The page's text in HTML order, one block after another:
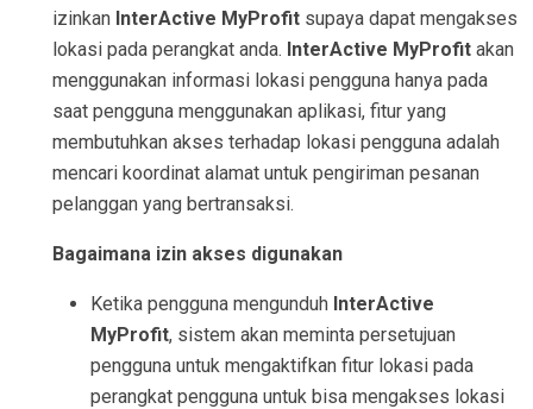
izinkan InterActive MyProfit supaya dapat mengakses
lokasi pada perangkat anda. InterActive MyProfit akan
menggunakan informasi lokasi pengguna hanya pada
saat pengguna menggunakan aplikasi, fitur yang
membutuhkan akses terhadap lokasi pengguna adalah
mencari koordinat alamat untuk pengiriman pesanan
pelanggan yang bertransaksi.
Bagaimana izin akses digunakan
Ketika pengguna mengunduh InterActive
MyProfit, sistem akan meminta persetujuan
pengguna untuk mengaktifkan fitur lokasi pada
perangkat pengguna untuk bisa mengakses lokasi